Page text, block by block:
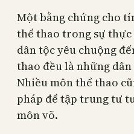
Một bằng chứng cho
thể thao trong sự
dân tộc yêu chuộng
thao đều là những
Nhiều môn thể thao
pháp để tập trung tư
môn võ.